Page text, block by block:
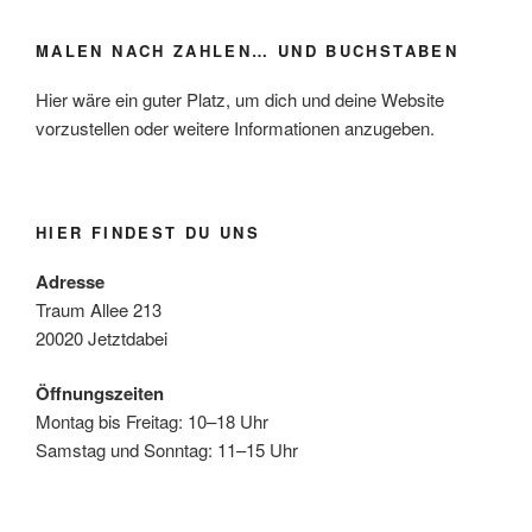
MALEN NACH ZAHLEN… UND BUCHSTABEN
Hier wäre ein guter Platz, um dich und deine Website
vorzustellen oder weitere Informationen anzugeben.
HIER FINDEST DU UNS
Adresse
Traum Allee 213
20020 Jetztdabei
Öffnungszeiten
Montag bis Freitag: 10–18 Uhr
Samstag und Sonntag: 11–15 Uhr